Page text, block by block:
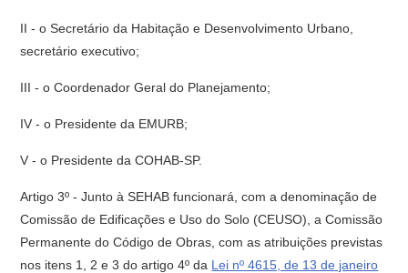
II - o Secretário da Habitação e Desenvolvimento Urbano,
secretário executivo;
III - o Coordenador Geral do Planejamento;
IV - o Presidente da EMURB;
V - o Presidente da COHAB-SP.
Artigo 3º - Junto à SEHAB funcionará, com a denominação de
Co­missão de Edificações e Uso do Solo (CEUSO), a Comissão
Permanente do Código de Obras, com as atribuições previstas
nos itens 1, 2 e 3 do artigo 4º da Lei nº 4615, de 13 de janeiro